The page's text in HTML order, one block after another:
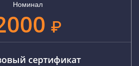
Номинал
₽
сертификат